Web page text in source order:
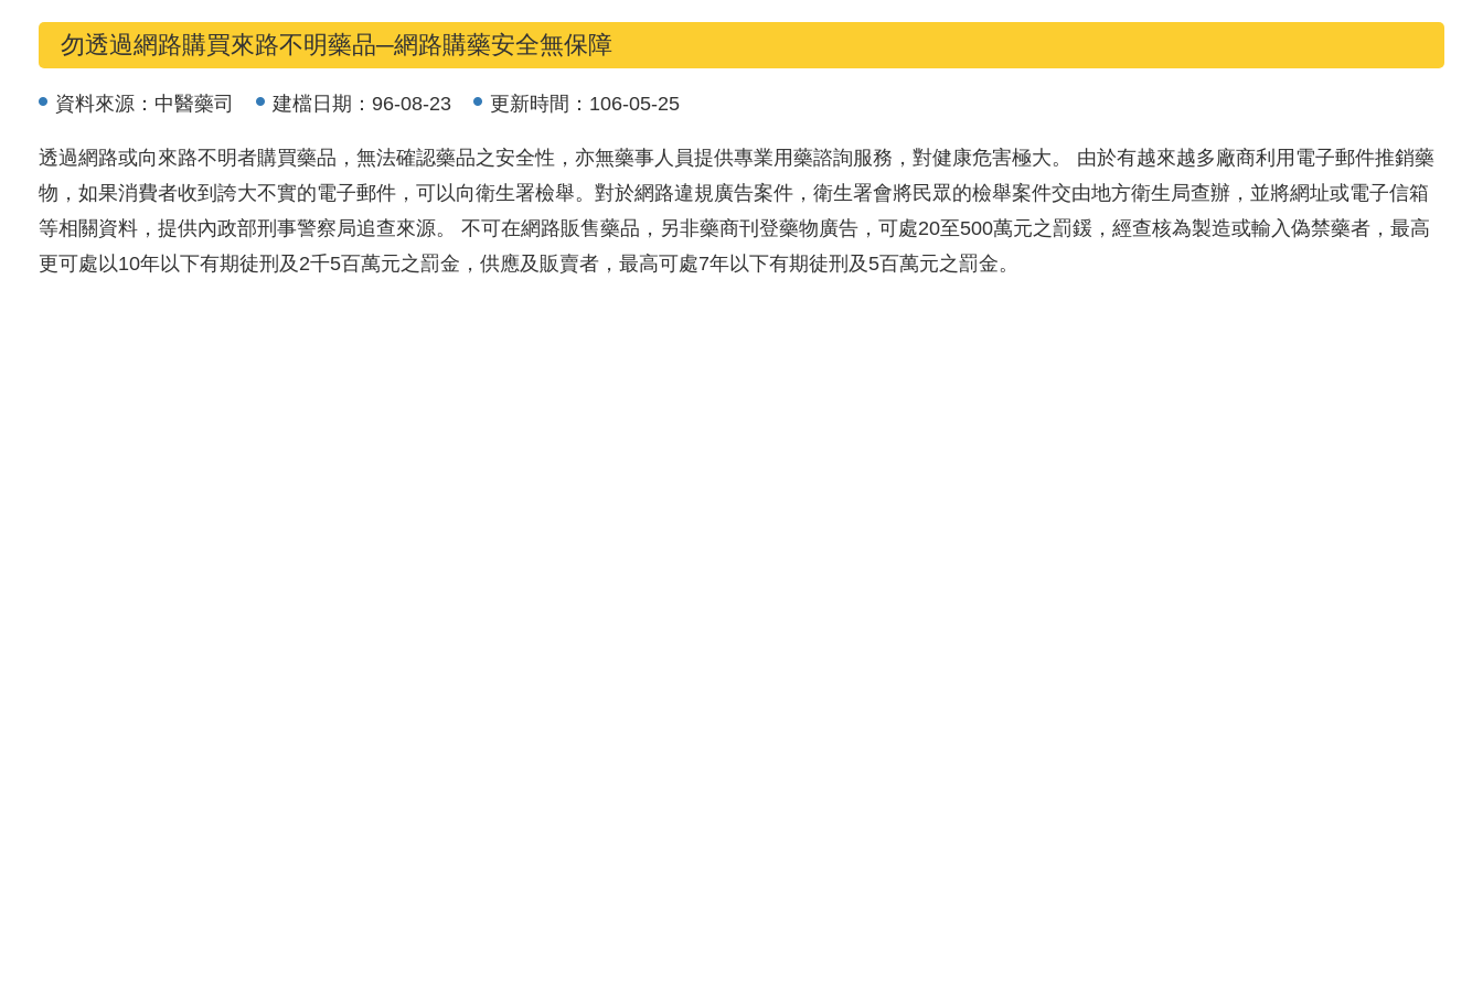
勿透過網路購買來路不明藥品─網路購藥安全無保障
資料來源： 中醫藥司 建檔日期： 96-08-23 更新時間： 106-05-25
透過網路或向來路不明者購買藥品，無法確認藥品之安全性，亦無藥事人員提供專業用藥諮詢服務，對健康危害極大。 由於有越來越多廠商利用電子郵件推銷藥
物，如果消費者收到誇大不實的電子郵件，可以向衛生署檢舉。對於網路違規廣告案件，衛生署會將民眾的檢舉案件交由地方衛生局查辦，並將網址或電子信箱
等相關資料，提供內政部刑事警察局追查來源。 不可在網路販售藥品，另非藥商刊登藥物廣告，可處20至500萬元之罰鍰，經查核為製造或輸入偽禁藥者，最高
更可處以10年以下有期徒刑及2千5百萬元之罰金，供應及販賣者，最高可處7年以下有期徒刑及5百萬元之罰金。